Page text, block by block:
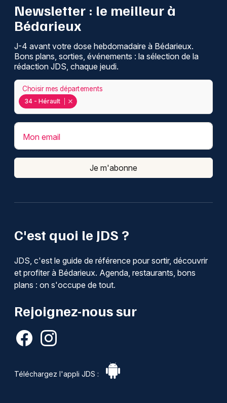
C'est quoi le JDS ?
JDS, c'est le guide de référence pour sortir, découvrir
et profiter à Bédarieux. Agenda, restaurants, bons
plans : on s'occupe de tout.
Rejoignez-nous sur
Téléchargez l'appli JDS :
Newsletter : le meilleur à
Bédarieux
J-4 avant votre dose hebdomadaire à Bédarieux.
Bons plans, sorties, événements : la sélection de la
rédaction JDS, chaque jeudi.
34 - Hérault
Choisir mes départements
Mon email
Je m'abonne